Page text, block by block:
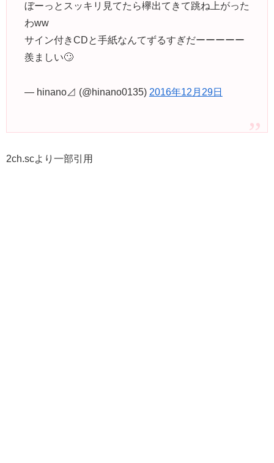
ぼーっとスッキリ見てたら欅出てきて跳ね上がった
わww
サイン付きCDと手紙なんてずるすぎだーーーーー
羨ましい🙄
— hinano⊿ (@hinano0135) 2016年12月29日
2ch.scより一部引用